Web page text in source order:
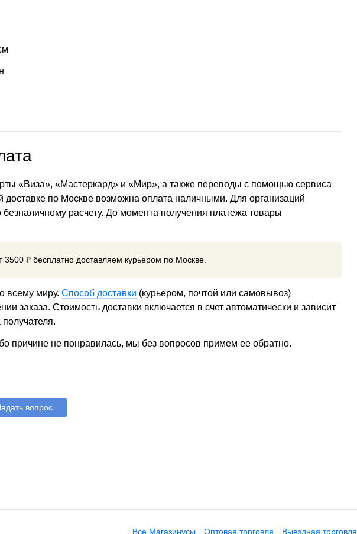
«Виза», «Мастеркард» и «Мир», а также переводы с помощью сервиса
по Москве возможна оплата наличными. Для организаций
расчету. До момента получения платежа товары
3500 ₽ бесплатно доставляем курьером по Москве.
всему миру. Способ доставки (курьером, почтой или самовывоз)
заказа. Стоимость доставки включается в счет автоматически и зависит
причине не понравилась, мы без вопросов примем ее обратно.
вопрос
Все Магазинусы Оптовая торговля Выездная торговля